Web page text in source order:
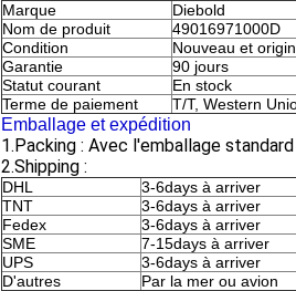
Marque
Diebold
Nom de produit
49016971000D
Condition
Nouveau et
Garantie
90 jours
Statut courant
En stock
Terme de paiement
T/T, Western
Emballage et expédition
1.Packing : Avec l'emballage
2.Shipping :
DHL
3-6days à arriver
TNT
3-6days à arriver
Fedex
3-6days à arriver
SME
7-15days à arriver
UPS
3-6days à arriver
D'autres
Par la mer ou avion